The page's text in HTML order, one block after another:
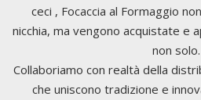
ceci , Focaccia al Formaggio
nicchia, ma vengono acquistate e
non solo.
Collaboriamo con realtà della
che uniscono tradizione e